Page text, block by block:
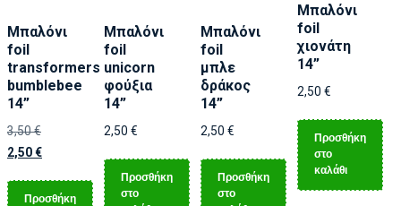
Μπαλόνι
foil
transformers
bumblebee
14”
3,50€
2,50€
Προσθήκη
Μπαλόνι
foil
unicorn
φούξια
14”
2,50 €
Προσθήκη
στο
Μπαλόνι
foil
μπλε
δράκος
14”
2,50 €
Προσθήκη
στο
Μπαλόνι
foil
χιονάτη
14”
2,50 €
Προσθήκη
στο
καλάθι